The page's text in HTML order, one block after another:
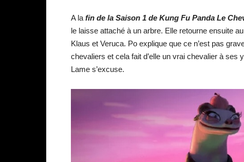
A la fin de la Saison 1 de Kung Fu Panda Le
le laisse attaché à un arbre. Elle retourne ensuite
Klaus et Veruca. Po explique que ce n’est pas
chevaliers et cela fait d’elle un vrai chevalier à ses
Lame s’excuse.